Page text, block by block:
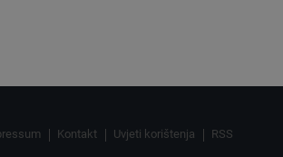
Kontakt Uvjeti korištenja RSS